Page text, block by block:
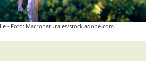
- Foto: Macronatura.es/stock.adobe.com